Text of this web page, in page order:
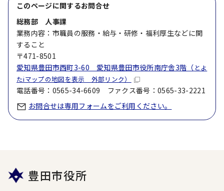
このページに関するお問合せ
総務部 人事課
業務内容：市職員の服務・給与・研修・福利厚生などに関
すること
〒471-8501
愛知県豊田市西町3-60 愛知県豊田市役所南庁舎3階（ とよ
たiマップの地図を表示 外部リンク）
電話番号：0565-34-6609 ファクス番号：0565-33-2221
お問合せは専用フォームをご利用ください。
豊田市役所